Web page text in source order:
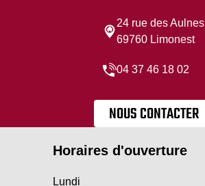
24 rue des Aulnes
69760 Limonest
04 37 46 18 02
NOUS CONTACTER
Horaires d'ouverture
Lundi